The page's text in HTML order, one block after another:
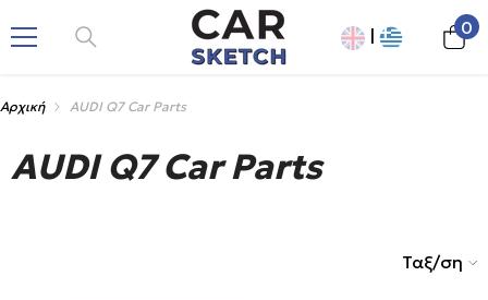
ΠΑΡΆΛΕΙΨΗ
| 00
Αρχική AUDI Q7 Car Parts
AUDI Q7 Car Parts
Ταξ/ση